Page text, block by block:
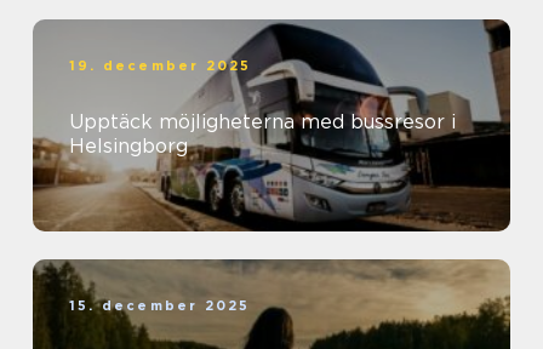
19. december 2025
Upptäck möjligheterna med bussresor i
Helsingborg
15. december 2025